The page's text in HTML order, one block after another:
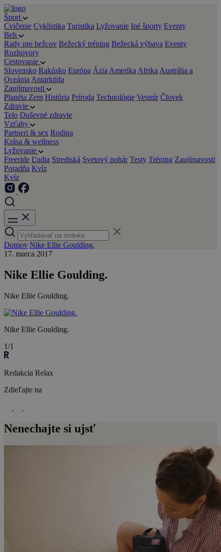
Šport
Cvičenie Cyklistika Turistika Lyžovanie Iné športy Eventy
Beh
Rady pre bežcov Bežecký tréning Bežecká výbava Eventy
Rozhovory
Cestovanie
Slovensko Rakúsko Európa Ázia Amerika Afrika Austrália a
Oceánia Antarktída
Zaujímavosti
Planéta Zem História Príroda Technológie Vesmír Človek
Zdravie
Telo Duševné zdravie
Vzťahy
Partneri & sex Rodina
Krása & wellness
Lyžovanie
Freeride Ľudia Strediská Svetový pohár Testy Tréning Zaujímavosti
Poradňa Kvíz
Kvíz
Domov Nike Ellie Goulding.
17. marca 2017
Nike Ellie Goulding.
Nike Ellie Goulding.
Nike Ellie Goulding.
1/1
Redakcia Relax
Zdieľajte na
Nenechajte si ujsť